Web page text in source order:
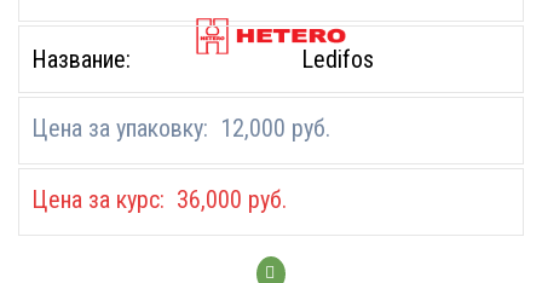
Ledifos
12,000 руб.
36,000 руб.